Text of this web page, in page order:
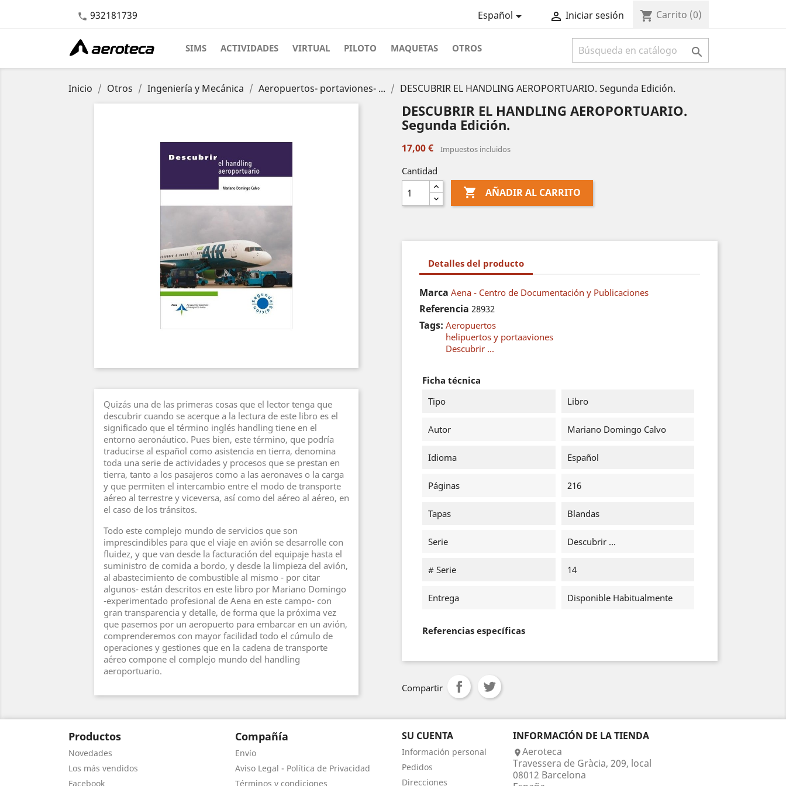
 932181739 Español  Iniciar sesión shopping_cart Carrito (0)
SIMS ACTIVIDADES VIRTUAL PILOTO MAQUETAS OTROS 
Inicio Otros Ingeniería y Mecánica Aeropuertos- portaviones- ... DESCUBRIR EL HANDLING AEROPORTUARIO. Segunda Edición.
Quizás una de las primeras cosas que el lector tenga que
descubrir cuando se acerque a la lectura de este libro es el
significado que el término inglés handling tiene en el
entorno aeronáutico. Pues bien, este término, que podría
traducirse al español como asistencia en tierra, denomina
toda una serie de actividades y procesos que se prestan en
tierra, tanto a los pasajeros como a las aeronaves o la carga
y que permiten el intercambio entre el modo de transporte
aéreo al terrestre y viceversa, así como del aéreo al aéreo, en
el caso de los tránsitos.
Todo este complejo mundo de servicios que son
imprescindibles para que el viaje en avión se desarrolle con
fluidez, y que van desde la facturación del equipaje hasta el
suministro de comida a bordo, y desde la limpieza del avión,
al abastecimiento de combustible al mismo - por citar
algunos- están descritos en este libro por Mariano Domingo
-experimentado profesional de Aena en este campo- con
gran transparencia y detalle, de forma que la próxima vez
que pasemos por un aeropuerto para embarcar en un avión,
comprenderemos con mayor facilidad todo el cúmulo de
operaciones y gestiones que en la cadena de transporte
aéreo compone el complejo mundo del handling
aeroportuario.
DESCUBRIR EL HANDLING AEROPORTUARIO.
Segunda Edición.
17,00 € Impuestos incluidos
Cantidad
 AÑADIR AL CARRITO
Detalles del producto
Marca Aena - Centro de Documentación y Publicaciones
Referencia 28932
Tags: Aeropuertos
helipuertos y portaaviones
Descubrir ...
Ficha técnica
Tipo
Libro
Autor Mariano Domingo Calvo
Idioma Español
Páginas 216
Tapas Blandas
Serie Descubrir ...
# Serie 14
Entrega Disponible Habitualmente
Referencias específicas
Compartir
Productos
Novedades
Los más vendidos
Facebook
Compañía
Envío
Aviso Legal - Política de Privacidad
Términos y condiciones
SU CUENTA
Información personal
Pedidos
Direcciones
INFORMACIÓN DE LA TIENDA
Aeroteca
Travessera de Gràcia, 209, local
08012 Barcelona